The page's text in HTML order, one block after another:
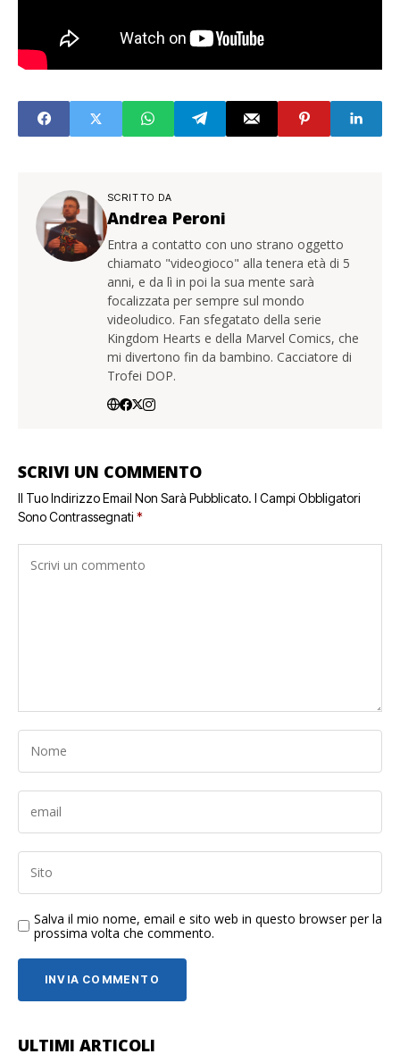
SCRITTO DA
Andrea Peroni
Entra a contatto con uno strano oggetto
chiamato "videogioco" alla tenera età di 5
anni, e da lì in poi la sua mente sarà
focalizzata per sempre sul mondo
videoludico. Fan sfegatato della serie
Kingdom Hearts e della Marvel Comics, che
mi divertono fin da bambino. Cacciatore di
Trofei DOP.
SCRIVI UN COMMENTO
Il Tuo Indirizzo Email Non Sarà Pubblicato. I Campi Obbligatori
Sono Contrassegnati *
Salva il mio nome, email e sito web in questo browser per la
prossima volta che commento.
ULTIMI ARTICOLI